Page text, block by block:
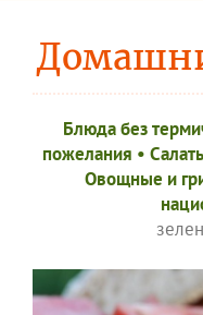
Блюда без
пожелания •
Овощные и